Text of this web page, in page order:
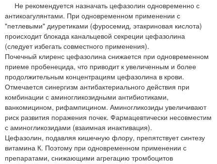
Не рекомендуется назначать цефазолин одновременно с
антикоагулянтами. При одновременном применении с
"петлевыми" диуретиками (фуросемид, этакриновая кислота)
происходит блокада канальцевой секреции цефазолина
(следует избегать совместного применения).
Почечный клиренс цефазолина снижается при одновременном
приеме пробенецида, что приводит к увеличенным и более
продолжительным концентрациям цефазолина в крови.
Отмечается синергизм антибактериального действия при
комбинации с аминогликозидными антибиотиками,
ванкомицином, рифампицином. Аминогликозиды увеличивают
риск развития поражения почек. Фармацевтически несовместим
с аминогликозидами (взаимная инактивация).
Цефазолин, подавляя кишечную флору, препятствует синтезу
витамина К. Поэтому при одновременном применении с
препаратами, снижающими агрегацию тромбоцитов